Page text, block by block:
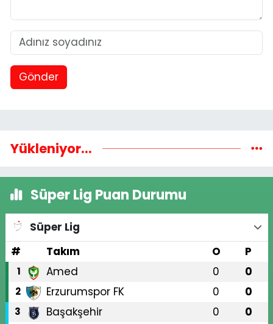
Gönder
Yükleniyor...
Süper Lig Puan Durumu
Süper Lig
#
Takım O P
1 Amed 0 0
2 Erzurumspor FK 0 0
3 Başakşehir 0 0